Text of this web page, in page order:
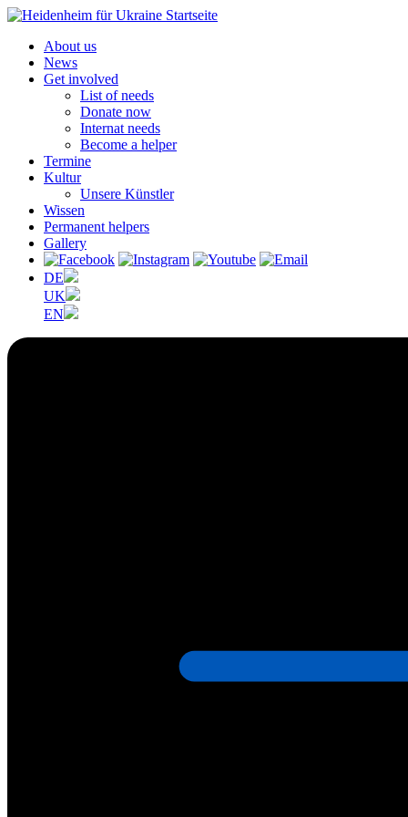
About us
News
Get involved
List of needs
Donate now
Internat needs
Become a helper
Termine
Kultur
Unsere Künstler
Wissen
Permanent helpers
Gallery
DE
UK
EN